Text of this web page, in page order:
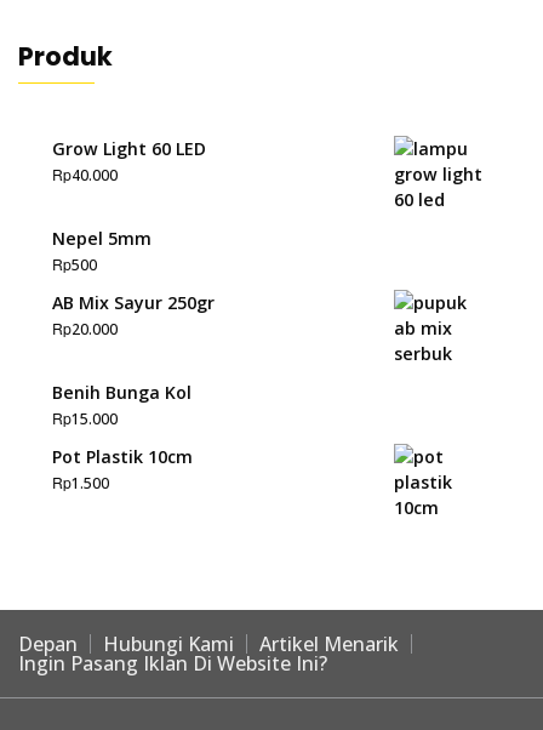
Produk
Grow Light 60 LED
Rp40.000
Nepel 5mm
Rp500
AB Mix Sayur 250gr
Rp20.000
Benih Bunga Kol
Rp15.000
Pot Plastik 10cm
Rp1.500
Depan Hubungi Kami Artikel Menarik
Ingin Pasang Iklan Di Website Ini?